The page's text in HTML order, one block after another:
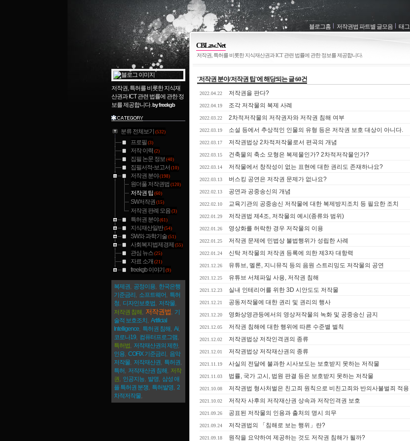
CBLaw.Net
저작권, 특허를 비롯한 지식재산권과 ICT 관련 법률에 관한 정보를 제공합니다.
블로그홈 저작권법 파트별 글모음 태그
'저작권 분야/저작권 팁'에 해당되는 글 60건
2022.04.22 저작권을 판다?
2022.04.19 조각 저작물의 복제 사례
2022.03.22 2차적저작물의 저작권자와 저작권 침해 여부
2022.03.19 소설 등에서 추상적인 인물의 유형 등은 저작권 보호 대상이 아니다.
2022.03.17 저작권법상 2차적저작물로서 편곡의 개념
2022.03.15 건축물의 축소 모형은 복제물인가? 2차적저작물인가?
2022.03.14 저작물에서 창작성이 없는 표현에 대한 권리도 존재하나요?
2022.03.13 버스킹 공연은 저작권 문제가 없나요?
2022.02.13 공연과 공중송신의 개념
2022.02.10 교육기관의 공중송신 저작물에 대한 복제방지조치 등 필요한 조치
2022.01.29 저작권법 제4조, 저작물의 예시(종류와 범위)
2022.01.26 영상화를 허락한 경우 저작물의 이용
2022.01.25 저작권 문제에 민법상 불법행위가 성립한 사례
2022.01.24 신탁 저작물의 저작권 등록에 의한 제3자 대항력
2021.12.26 유튜브, 멜론, 지니뮤직 등의 음원 스트리밍도 저작물의 공연
2021.12.25 유튜브 서체파일 사용, 저작권 침해
2021.12.23 실내 인테리어를 위한 3D 시안도도 저작물
2021.12.21 공동저작물에 대한 권리 및 권리의 행사
2021.12.20 영화상영관등에서의 영상저작물의 녹화 및 공중송신 금지
2021.12.05 저작권 침해에 대한 행위에 따른 수준별 벌칙
2021.12.02 저작권법상 저작인격권의 종류
2021.12.01 저작권법상 저작재산권의 종류
2021.11.19 사실의 전달에 불과한 시사보도는 보호받지 못하는 저작물
2021.11.03 법률, 국가 고시, 법원 판결 등은 보호받지 못하는 저작물
2021.10.08 저작권법 형사처벌은 친고죄 원칙으로 비친고죄와 반의사불벌죄 적용
2021.10.02 저작자 사후의 저작재산권 상속과 저작인격권 보호
2021.09.26 공표된 저작물의 인용과 출처의 명시 의무
2021.09.24 저작권법의 「침해로 보는 행위」란?
2021.09.18 원작을 요약하여 제공하는 것도 저작권 침해가 될까?
저작권, 특허를 비롯한 지식재
산권과 ICT 관련 법률에 관한 정
보를 제공합니다.by freekgb
분류 전체보기 (532)
프로필 (3)
저작 이력 (2)
집필 논문 정보 (40)
집필서적-보고서 (10)
저작권 분야(198)
원더풀 저작권법 (120)
저작권 팁 (60)
SW저작권 (15)
저작권 판례 모음 (3)
특허권 분야(61)
지식재산일반(54)
SW와 과학기술 (51)
사회복지법제경제 (55)
관심 뉴스 (25)
자료 소개 (21)
freekgb 이야기 (9)
복제권, 공정이용, 한국은행
기준금리 , 소프트웨어, 특허
청, 디자인보호법, 저작물,
저작권 침해 , 저작권법, 기
술적 보호조치 , Artificial
Intelligence, 특허권 침해, Ai,
코로나19, 컴퓨터프로그램,
특허법, 저작재산권의 제한,
인용, COFIX 기준금리 , 음악
저작물, 저작재산권, 특허권,
특허 , 저작재산권 침해, 저작
권, 인공지능, 발명, 삼성 애
플 특허권 분쟁, 특허발명, 2
차적저작물,
달력
최근에 올라온 글
링크